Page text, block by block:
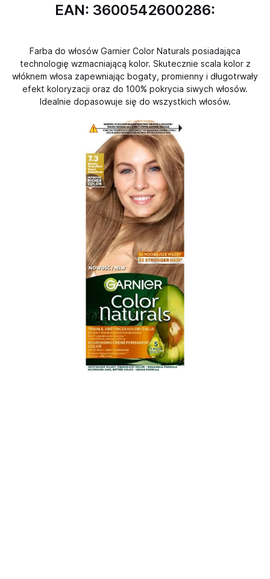
EAN: 3600542600286:
Farba do włosów Garnier Color Naturals posiadająca
technologię wzmacniającą kolor. Skutecznie scala kolor z
włóknem włosa zapewniając bogaty, promienny i długotrwały
efekt koloryzacji oraz do 100% pokrycia siwych włosów.
Idealnie dopasowuje się do wszystkich włosów.